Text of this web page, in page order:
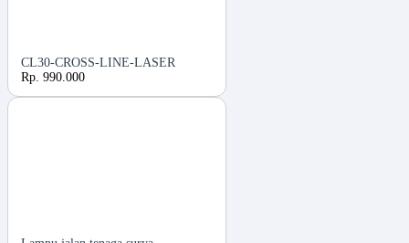
CL30-CROSS-LINE-LASER
Rp. 990.000